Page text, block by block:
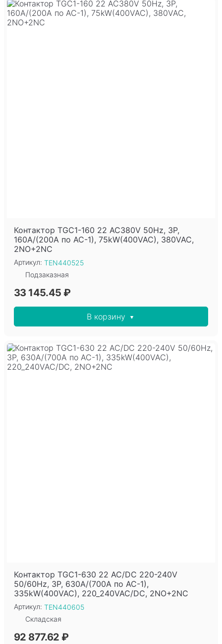
Контактор TGC1-160 22 AC380V 50Hz, 3P,
160A/(200A по AC-1), 75kW(400VAC), 380VAC,
2NO+2NC
Артикул: TEN440525
Подзаказная
33 145.45 ₽
В корзину
Контактор TGC1-630 22 AC/DC 220-240V
50/60Hz, 3P, 630A/(700A по AC-1),
335kW(400VAC), 220_240VAC/DC, 2NO+2NC
Артикул: TEN440605
Складская
92 877.62 ₽